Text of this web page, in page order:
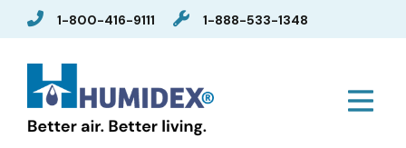
1-800-416-9111 1-888-533-1348